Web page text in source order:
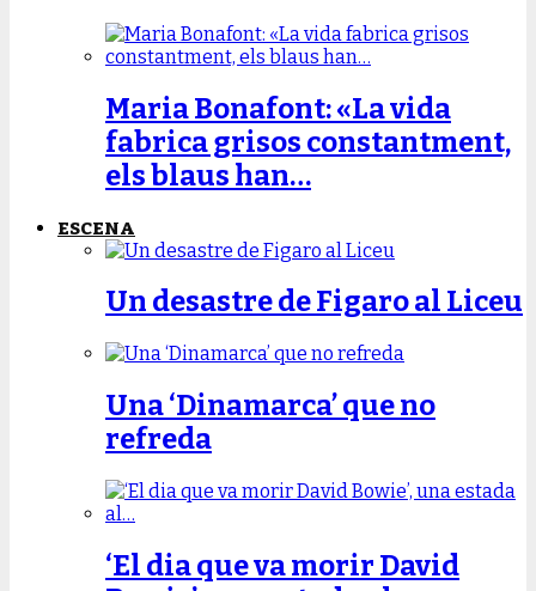
Maria Bonafont: «La vida
fabrica grisos constantment,
els blaus han…
ESCENA
Un desastre de Figaro al Liceu
Una ‘Dinamarca’ que no
refreda
‘El dia que va morir David